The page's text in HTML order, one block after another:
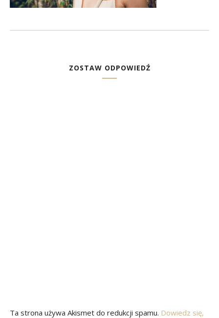
ZOSTAW ODPOWIEDŹ
Ta strona używa Akismet do redukcji spamu. Dowiedz się,